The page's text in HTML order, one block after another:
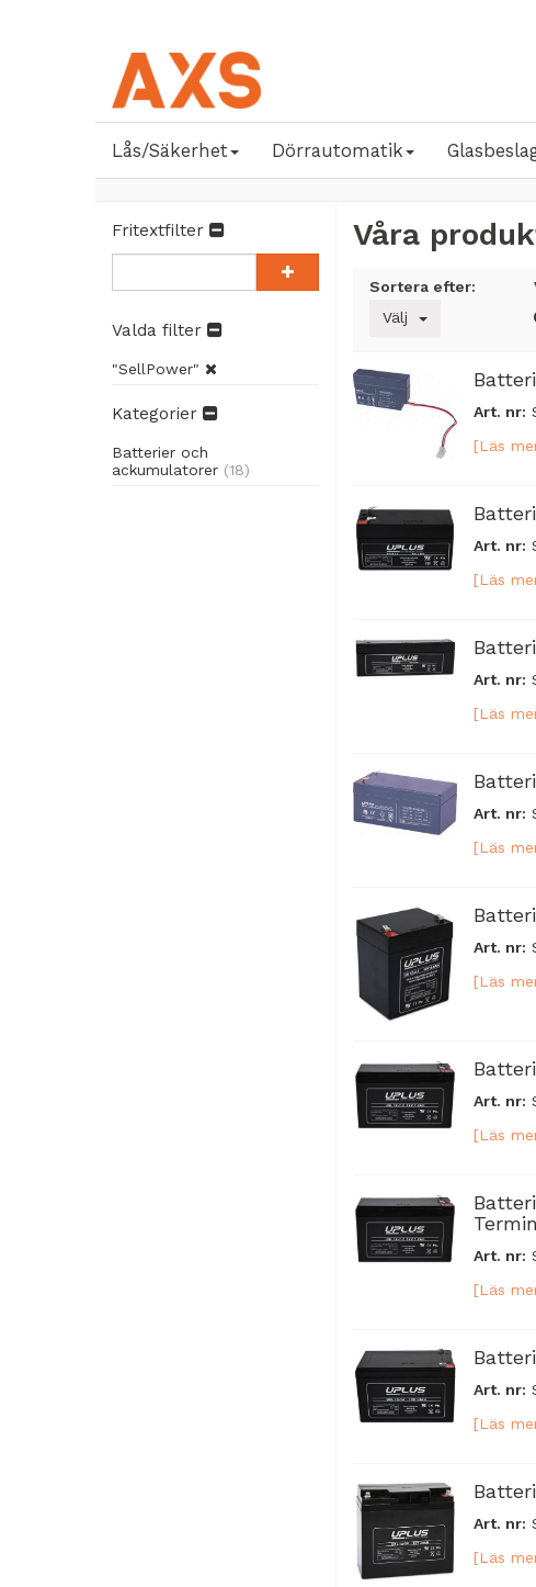
Lås/Säkerhet Dörrautomatik
Fritextfilter
Valda filter
"SellPower"
Kategorier
Batterier och
ackumulatorer (18)
Våra
Sortera efter:
Välj
Art. nr:
[Läs
Art. nr:
[Läs
Art. nr:
[Läs
Art. nr:
[Läs
Art. nr:
[Läs
Art. nr:
[Läs
Art. nr:
[Läs
Art. nr:
[Läs
Art. nr:
[Läs